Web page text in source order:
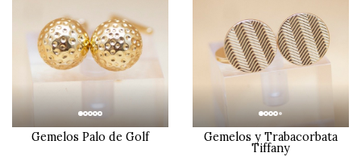
Gemelos Palo de Golf Gemelos y Trabacorbata
Tiffany